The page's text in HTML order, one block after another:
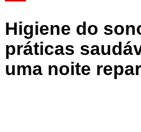
Higiene do
práticas
uma noite